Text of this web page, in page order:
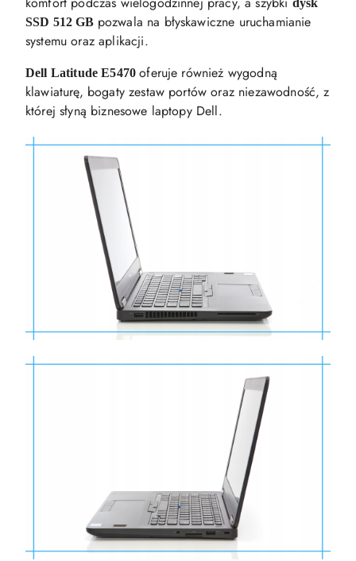
dysk
SSD 512 GB pozwala na błyskawiczne uruchamianie
systemu oraz aplikacji.
Dell Latitude E5470oferuje również wygodną
klawiaturę, bogaty zestaw portów oraz niezawodność, z
której słyną biznesowe laptopy Dell.